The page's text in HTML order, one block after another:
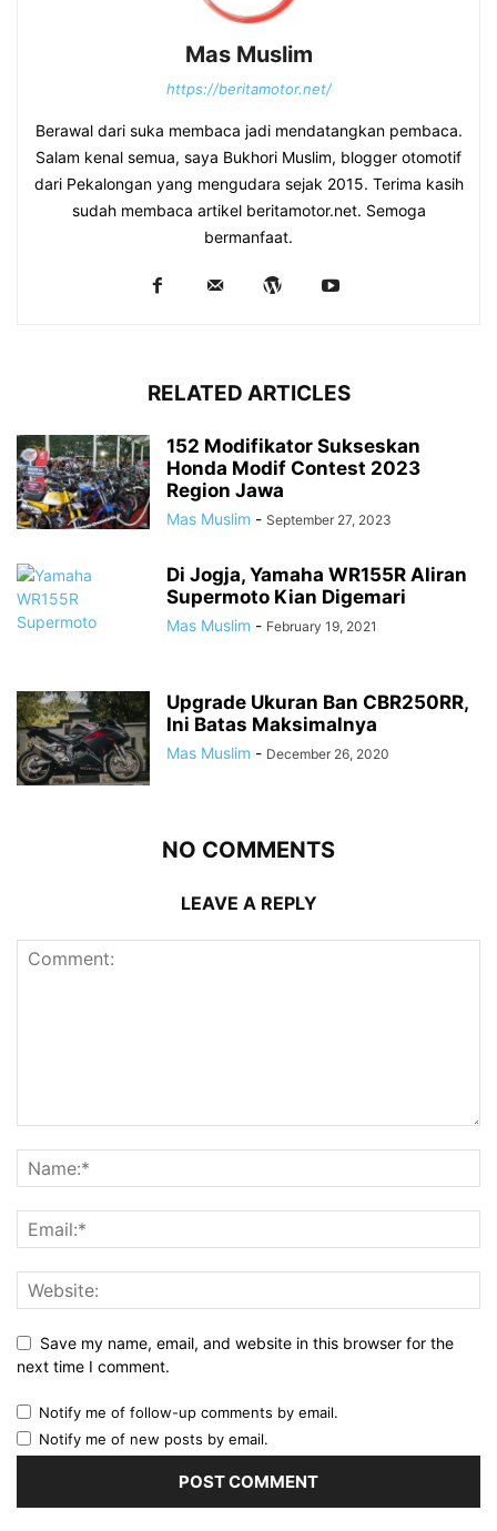
Mas Muslim
https://beritamotor.net/
Berawal dari suka membaca jadi mendatangkan pembaca.
Salam kenal semua, saya Bukhori Muslim, blogger otomotif
dari Pekalongan yang mengudara sejak 2015. Terima kasih
sudah membaca artikel beritamotor.net. Semoga
bermanfaat.
RELATED ARTICLES
152 Modifikator Sukseskan
Honda Modif Contest 2023
Region Jawa
Mas Muslim - September 27, 2023
Di Jogja, Yamaha WR155R Aliran
Supermoto Kian Digemari
Mas Muslim - February 19, 2021
Upgrade Ukuran Ban CBR250RR,
Ini Batas Maksimalnya
Mas Muslim - December 26, 2020
NO COMMENTS
LEAVE A REPLY
Save my name, email, and website in this browser for the
next time I comment.
Notify me of follow-up comments by email.
Notify me of new posts by email.